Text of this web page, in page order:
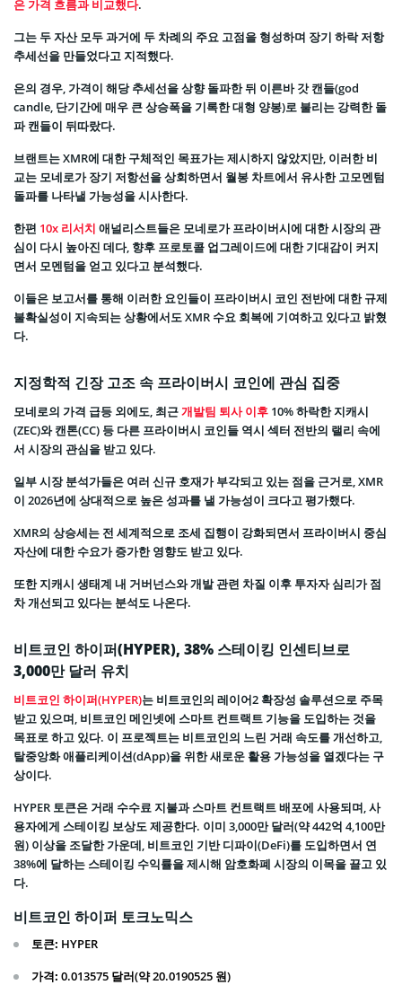
은 가격 흐름과 비교했다.
그는 두 자산 모두 과거에 두 차례의 주요 고점을 형성하며 장기 하락 저항
추세선을 만들었다고 지적했다.
은의 경우, 가격이 해당 추세선을 상향 돌파한 뒤 이른바 갓 캔들(god
candle, 단기간에 매우 큰 상승폭을 기록한 대형 양봉)로 불리는 강력한 돌
파 캔들이 뒤따랐다.
브랜트는 XMR에 대한 구체적인 목표가는 제시하지 않았지만, 이러한 비
교는 모네로가 장기 저항선을 상회하면서 월봉 차트에서 유사한 고모멘텀
돌파를 나타낼 가능성을 시사한다.
한편 10x 리서치 애널리스트들은 모네로가 프라이버시에 대한 시장의 관
심이 다시 높아진 데다, 향후 프로토콜 업그레이드에 대한 기대감이 커지
면서 모멘텀을 얻고 있다고 분석했다.
이들은 보고서를 통해 이러한 요인들이 프라이버시 코인 전반에 대한 규제
불확실성이 지속되는 상황에서도 XMR 수요 회복에 기여하고 있다고 밝혔
다.
지정학적 긴장 고조 속 프라이버시 코인에 관심 집중
모네로의 가격 급등 외에도, 최근개발팀 퇴사 이후 10% 하락한 지캐시
(ZEC)와 캔톤(CC) 등 다른 프라이버시 코인들 역시 섹터 전반의 랠리 속에
서 시장의 관심을 받고 있다.
일부 시장 분석가들은 여러 신규 호재가 부각되고 있는 점을 근거로, XMR
이 2026년에 상대적으로 높은 성과를 낼 가능성이 크다고 평가했다.
XMR의 상승세는 전 세계적으로 조세 집행이 강화되면서 프라이버시 중심
자산에 대한 수요가 증가한 영향도 받고 있다.
또한 지캐시 생태계 내 거버넌스와 개발 관련 차질 이후 투자자 심리가 점
차 개선되고 있다는 분석도 나온다.
비트코인 하이퍼(HYPER), 38% 스테이킹 인센티브로
3,000만 달러 유치
비트코인 하이퍼(HYPER)는 비트코인의 레이어2 확장성 솔루션으로 주목
받고 있으며, 비트코인 메인넷에 스마트 컨트랙트 기능을 도입하는 것을
목표로 하고 있다. 이 프로젝트는 비트코인의 느린 거래 속도를 개선하고,
탈중앙화 애플리케이션(dApp)을 위한 새로운 활용 가능성을 열겠다는 구
상이다.
HYPER 토큰은 거래 수수료 지불과 스마트 컨트랙트 배포에 사용되며, 사
용자에게 스테이킹 보상도 제공한다. 이미 3,000만 달러(약 442억 4,100만
원) 이상을 조달한 가운데, 비트코인 기반 디파이(DeFi)를 도입하면서 연
38%에 달하는 스테이킹 수익률을 제시해 암호화폐 시장의 이목을 끌고 있
다.
비트코인 하이퍼 토크노믹스
토큰: HYPER
가격: 0.013575 달러(약 20.0190525 원)